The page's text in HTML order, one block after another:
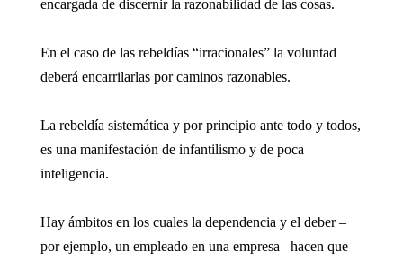
encargada de discernir la razonabilidad de las cosas.
En el caso de las rebeldías “irracionales” la voluntad
deberá encarrilarlas por caminos razonables.
La rebeldía sistemática y por principio ante todo y todos,
es una manifestación de infantilismo y de poca
inteligencia.
Hay ámbitos en los cuales la dependencia y el deber –
por ejemplo, un empleado en una empresa– hacen que